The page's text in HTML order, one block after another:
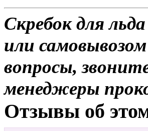
Скребок для
или
вопросы,
менеджеры
Отзывы об